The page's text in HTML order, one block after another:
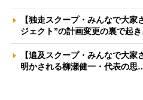
【独走スクープ・みんなで大
ジェクト”の計画変更の裏で起
【追及スクープ・みんなで大
明かされる柳瀬健一・代表の思